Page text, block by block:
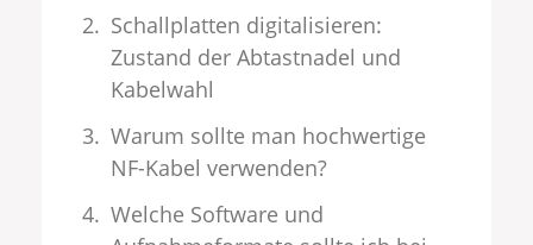
Schallplatten digitalisieren:
Zustand der Abtastnadel und
Kabelwahl
Warum sollte man hochwertige
NF-Kabel verwenden?
Welche Software und